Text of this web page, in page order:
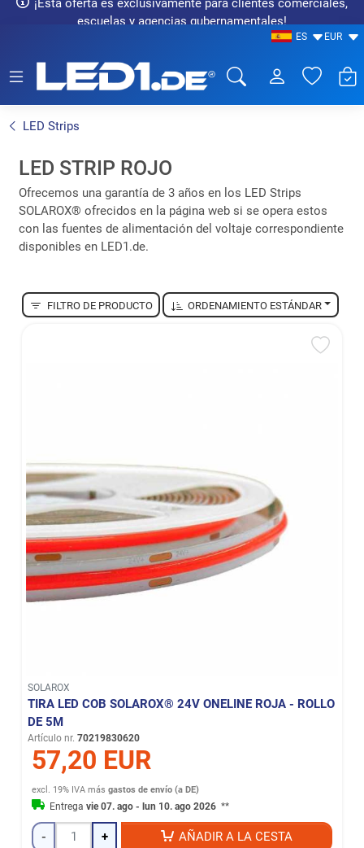
¡Esta oferta es exclusivamente para clientes comerciales,
escuelas y agencias gubernamentales!
ES EUR
LED Strips
LED STRIP ROJO
Ofrecemos una garantía de 3 años en los LED Strips
SOLAROX® ofrecidos en la página web si se opera estos
con las fuentes de alimentación del voltaje correspondiente
disponibles en LED1.de.
FILTRO DE PRODUCTO ORDENAMIENTO ESTÁNDAR
SOLAROX
TIRA LED COB SOLAROX® 24V ONELINE ROJA - ROLLO
DE 5M
Artículo nr. 70219830620
57,20 EUR
excl. 19% IVA másgastos de envío (a DE)
Entregavie 07. ago - lun 10. ago 2026 **
- + AÑADIR A LA CESTA